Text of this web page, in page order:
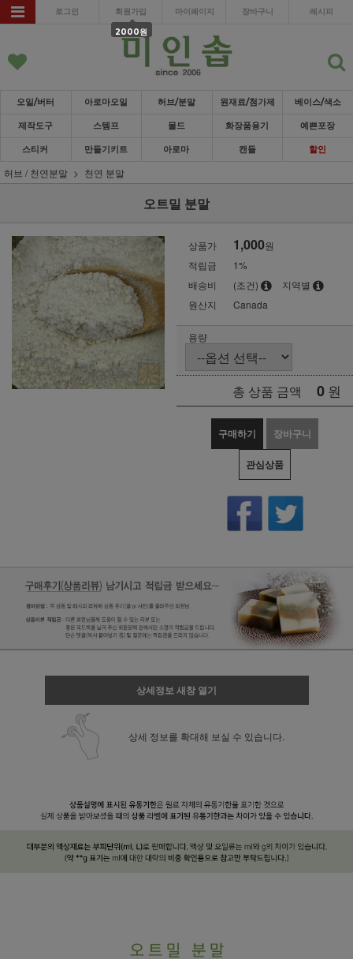
로그인 회원가입
2000원
마이페이지 장바구니 레시피
오일/버터 아로마오일 허브/분말 원재료/첨가제 베이스/색소
제작도구 스템프 몰드 화장품용기 예쁜포장
스티커 만들기키트 아로마 캔들 할인
허브 / 천연분말 천연 분말
오트밀 분말
상품가 1,000원
적립금
1%
배송비
(조건)
지역별
원산지
Canada
용량
총 상품 금액 0 원
구매하기 장바구니
관심상품
상세정보 새창 열기
상세 정보를 확대해 보실 수 있습니다.